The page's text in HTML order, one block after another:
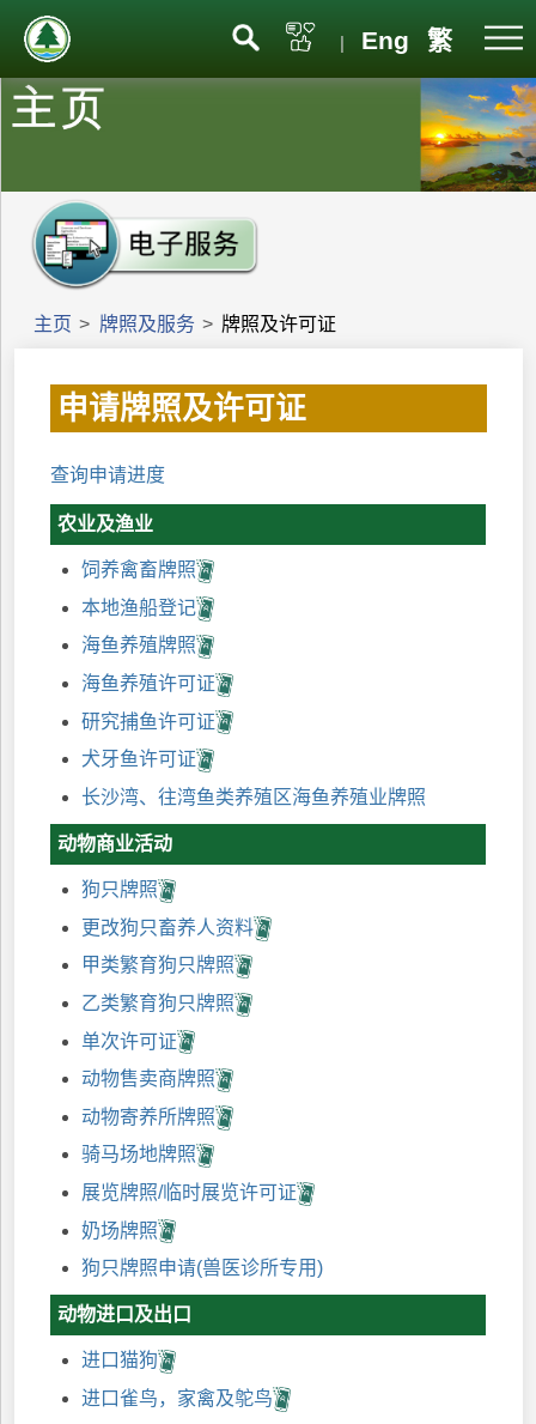
| Eng 繁
主页 > 牌照及服务 > 牌照及许可证
申请牌照及许可证
查询申请进度
农业及渔业
饲养禽畜牌照
本地渔船登记
海鱼养殖牌照
海鱼养殖许可证
研究捕鱼许可证
犬牙鱼许可证
长沙湾、往湾鱼类养殖区海鱼养殖业牌照
动物商业活动
狗只牌照
更改狗只畜养人资料
甲类繁育狗只牌照
乙类繁育狗只牌照
单次许可证
动物售卖商牌照
动物寄养所牌照
骑马场地牌照
展览牌照/临时展览许可证
奶场牌照
狗只牌照申请(兽医诊所专用)
动物进口及出口
进口猫狗
进口雀鸟，家禽及鸵鸟